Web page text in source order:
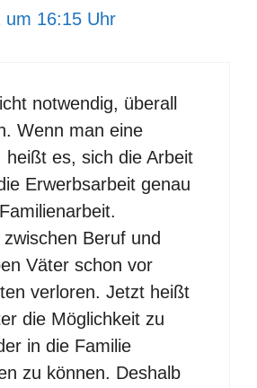
um 16:15 Uhr
notwendig, überall
Wenn man eine
heißt es, sich die Arbeit
Erwerbsarbeit genau
Beruf und
Väter schon vor
verloren. Jetzt heißt
die Möglichkeit zu
in die Familie
zu können. Deshalb